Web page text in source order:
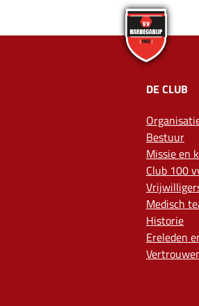
DE CLUB
Bestuur
Missie en
Club 100
Medisch
Historie
Ereleden